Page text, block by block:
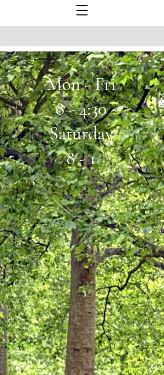
Mon - Fri
8 - 4:30
Saturday
8 - 1